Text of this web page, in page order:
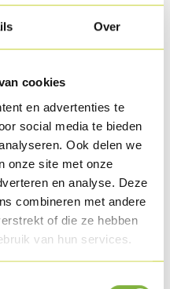
Over
cookies
en advertenties te
social media te bieden
Ook delen we
onze site met onze
en analyse. Deze
combineren met andere
of die ze hebben
van hun services.
viande